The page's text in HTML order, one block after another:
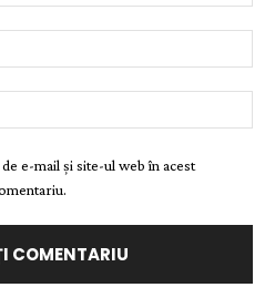
e-mail și site-ul web în acest